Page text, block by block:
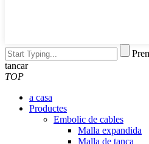
tancar
TOP
a casa
Productes
Embolic de cables
Malla expandida
Malla de tanca